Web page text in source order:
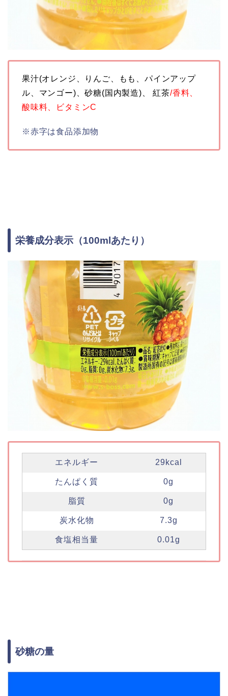
果汁(オレンジ、りんご、もも、パインアップ
ル、マンゴー)、砂糖(国内製造)、 紅茶/香料、
酸味料、ビタミンC
※赤字は食品添加物
栄養成分表示（100mlあたり）
エネルギー 29kcal
たんぱく質 0g
脂質 0g
炭水化物 7.3g
食塩相当量 0.01g
砂糖の量